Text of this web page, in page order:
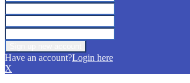
Have an account?Login here
X